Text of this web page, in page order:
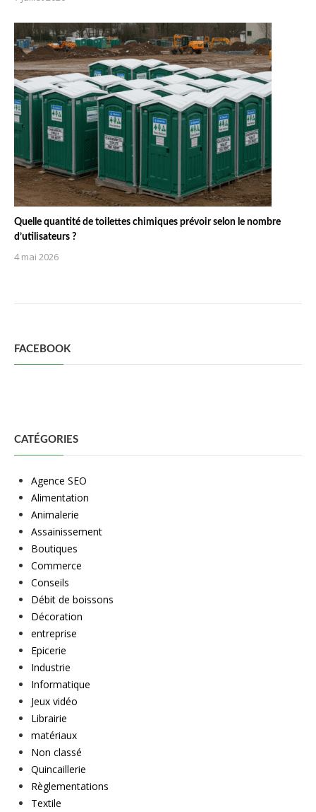
Quelle quantité de toilettes chimiques prévoir selon le nombre
d’utilisateurs ?
4 mai 2026
FACEBOOK
CATÉGORIES
Agence SEO
Alimentation
Animalerie
Assainissement
Boutiques
Commerce
Conseils
Débit de boissons
Décoration
entreprise
Epicerie
Industrie
Informatique
Jeux vidéo
Librairie
matériaux
Non classé
Quincaillerie
Règlementations
Textile